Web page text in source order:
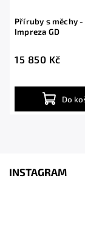
Příruby s měchy -
Impreza GD
15 850 Kč
Do
INSTAGRAM